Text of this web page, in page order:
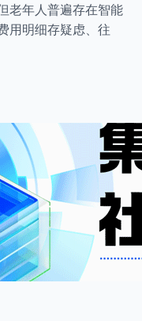
老年人普遍存在智能
用明细存疑虑、往